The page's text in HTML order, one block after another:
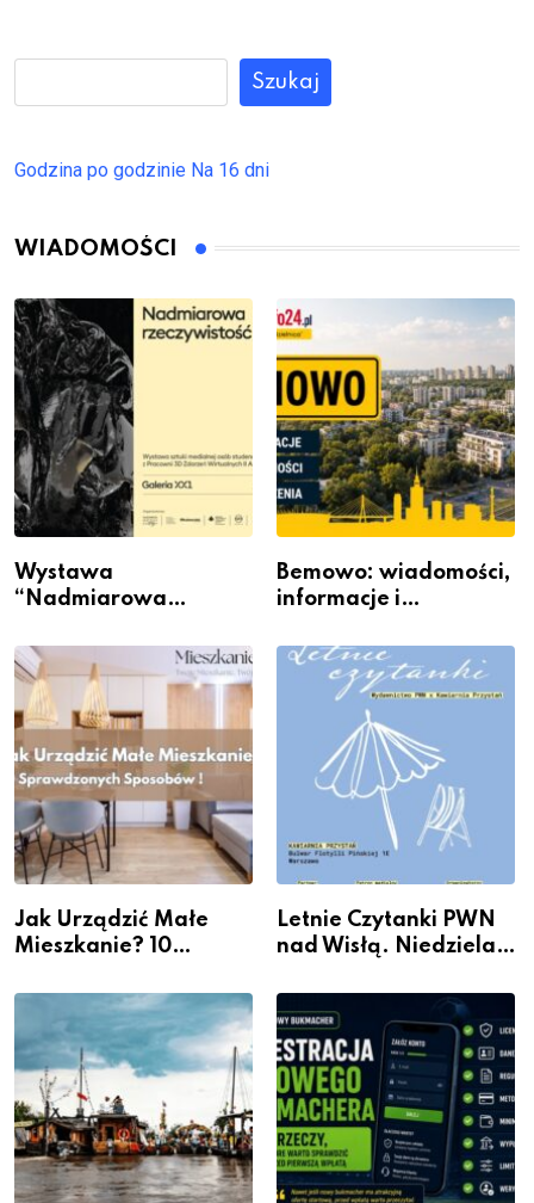
Szukaj
Godzina po godzinie Na 16 dni
WIADOMOŚCI
Wystawa
“Nadmiarowa
Galerii XX1
Bemowo: wiadomości,
informacje i
Jak Urządzić Małe
Mieszkanie? 10
Przestrzeni Bez
Kosztownego Remontu
Letnie Czytanki PWN
nad Wisłą. Niedziela z
dla siebie